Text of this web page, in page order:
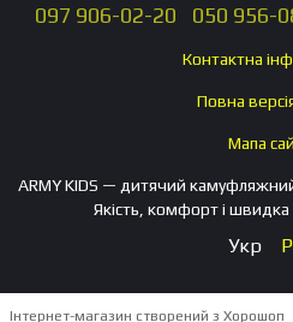
097 906-02-20 050 956-
Контактна
Повна
Мапа
ARMY KIDS — дитячий
Якість, комфорт і швидка
Укр
Інтернет-магазин створений з Хорошоп